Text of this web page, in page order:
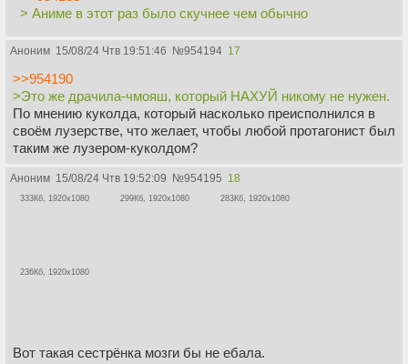
> Аниме в этот раз было скучнее чем обычно
Аноним 15/08/24 Чтв 19:51:46 №954194 17
>>954190
>Это же драчила-чмояш, который НАХУЙ никому не нужен.
По мнению куколда, который насколько преисполнился в
своём лузерстве, что желает, чтобы любой протагонист был
таким же лузером-куколдом?
Аноним 15/08/24 Чтв 19:52:09 №954195 18
333Кб, 1920x1080 299Кб, 1920x1080 283Кб, 1920x1080
236Кб, 1920x1080
Вот такая сестрёнка мозги бы не ебала.